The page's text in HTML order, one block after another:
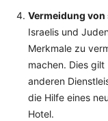
Vermeidung
Israelis und
Merkmale zu
machen. Dies
anderen
die Hilfe eines
Hotel.